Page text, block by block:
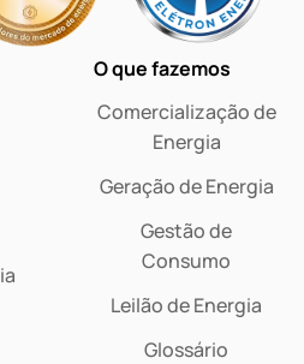
O que fazemos
Comercialização de
Energia
Geração de Energia
Gestão de
Consumo
Leilão de Energia
Glossário